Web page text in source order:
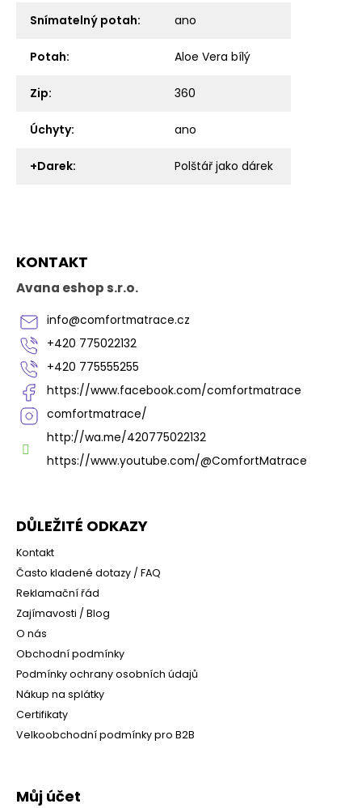
Snímatelný potah: ano
Potah: Aloe Vera bílý
Zip: 360
Úchyty: ano
+Darek: Polštář jako dárek
KONTAKT
Avana eshop s.r.o.
info@comfortmatrace.cz
+420 775022132
+420 775555255
https://www.facebook.com/comfortmatrace
comfortmatrace/
http://wa.me/420775022132
https://www.youtube.com/@ComfortMatrace
DŮLEŽITÉ ODKAZY
Kontakt
Často kladené dotazy / FAQ
Reklamační řád
Zajímavosti / Blog
O nás
Obchodní podmínky
Podmínky ochrany osobních údajů
Nákup na splátky
Certifikaty
Velkoobchodní podmínky pro B2B
Můj účet